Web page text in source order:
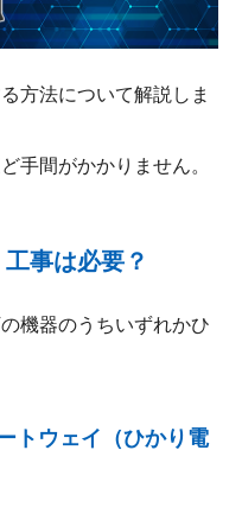
方法について解説しま
手間がかかりません。
事は必要？
機器のうちいずれかひ
トウェイ（ひかり電